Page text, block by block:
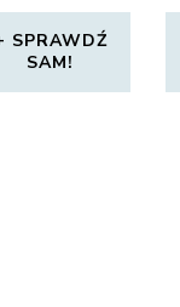
SPRAWDŹ
SAM!